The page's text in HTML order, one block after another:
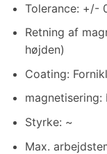
Tolerance: +/-
Retning af
højden)
Coating:
magnetisering:
Styrke: ~
Max.